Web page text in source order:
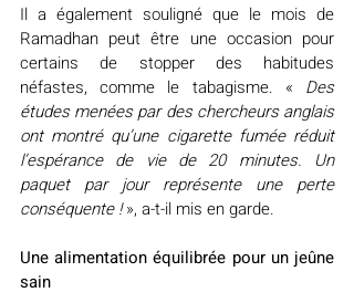
Il a également souligné que le mois de
Ramadhan peut être une occasion pour
certains de stopper des habitudes
néfastes, comme le tabagisme. « Des
études menées par des chercheurs anglais
ont montré qu’une cigarette fumée réduit
l’espérance de vie de 20 minutes. Un
paquet par jour représente une perte
conséquente ! », a-t-il mis en garde.
Une alimentation équilibrée pour un jeûne
sain